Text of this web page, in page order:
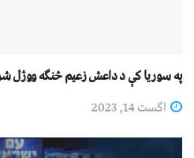
په سوريا کې د داعش زعيم څنګه ووژل
اگست 14, 2023